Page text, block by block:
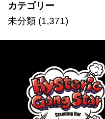
カテゴリー
未分類(1,371)